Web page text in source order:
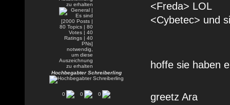
Hochbegabter Schreiberling
0 0 0
<Freda> LOL
<Cybetec> und
hoffe sie haben
greetz Ara